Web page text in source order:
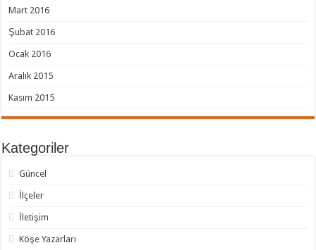
Mart 2016
Şubat 2016
Ocak 2016
Aralık 2015
Kasım 2015
Kategoriler
Güncel
İlçeler
İletişim
Köşe Yazarları